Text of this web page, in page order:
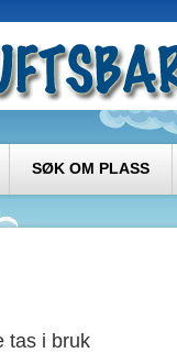
SØK OM PLASS
tas i bruk